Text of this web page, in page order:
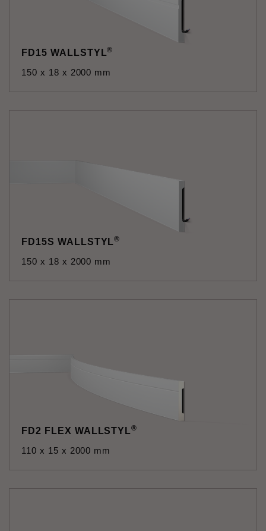
FD15 WALLSTYL®
150 x 18 x 2000 mm
FD15S WALLSTYL®
150 x 18 x 2000 mm
FD2 FLEX WALLSTYL®
110 x 15 x 2000 mm